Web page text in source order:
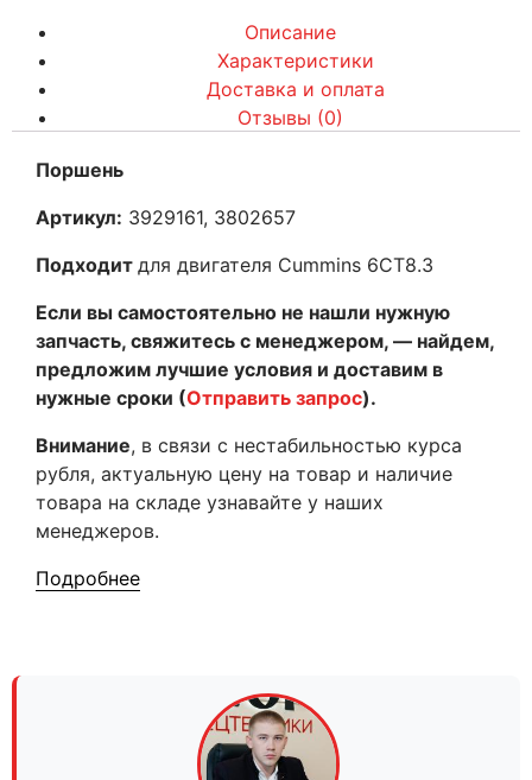
Описание
Характеристики
Доставка и оплата
Отзывы (0)
Поршень
Артикул: 3929161, 3802657
Подходит для двигателя Cummins 6CT8.3
Если вы самостоятельно не нашли нужную
запчасть, свяжитесь с менеджером, — найдем,
предложим лучшие условия и доставим в
нужные сроки (Отправить запрос).
Внимание, в связи с нестабильностью курса
рубля, актуальную цену на товар и наличие
товара на складе узнавайте у наших
менеджеров.
Подробнее